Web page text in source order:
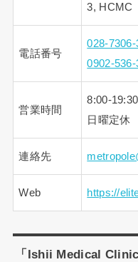
3, HCMC
電話番号
028-7306-
0902-536-
営業時間
8:00-19:30
日曜定休
連絡先
Web https://
「Ishii Medical